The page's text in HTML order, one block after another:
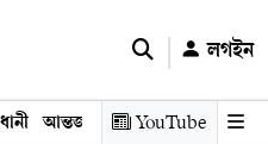
লগইন
আন্তর্জাতিক অর্থনীতি তথ্য
YouTube